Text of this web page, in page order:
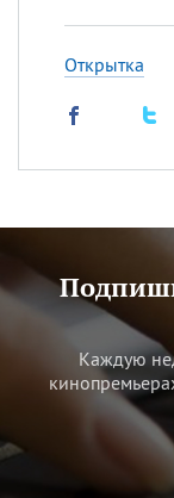
Открытка
Каждую